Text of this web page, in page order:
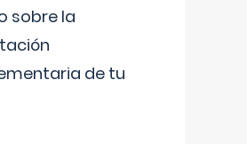
sobre la
de tu